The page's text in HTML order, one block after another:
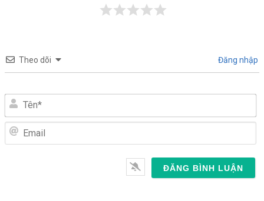
Theo dõi Đăng nhập
Tên*